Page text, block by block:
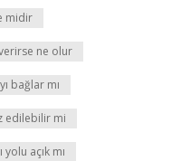
midir
ne olur
bağlar mı
edilebilir mi
açık mı